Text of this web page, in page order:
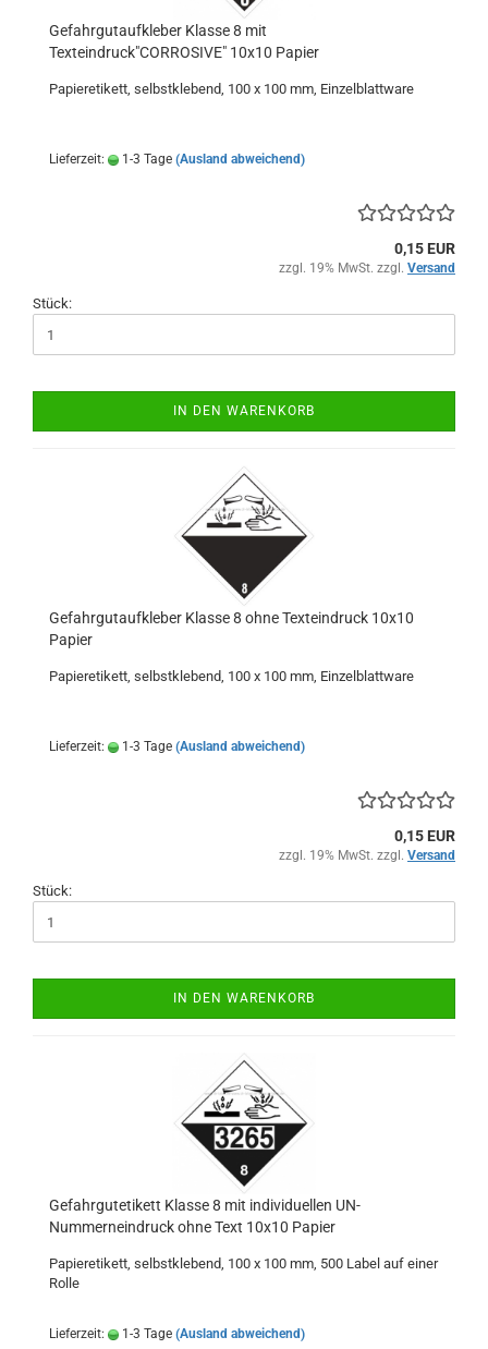
Gefahrgutaufkleber Klasse 8 mit
Texteindruck"CORROSIVE" 10x10 Papier
Papieretikett, selbstklebend, 100 x 100 mm, Einzelblattware
Lieferzeit: 1-3 Tage (Ausland abweichend)
0,15 EUR
zzgl. 19% MwSt. zzgl. Versand
Stück:
IN DEN WARENKORB
Gefahrgutaufkleber Klasse 8 ohne Texteindruck 10x10
Papier
Papieretikett, selbstklebend, 100 x 100 mm, Einzelblattware
Lieferzeit: 1-3 Tage (Ausland abweichend)
0,15 EUR
zzgl. 19% MwSt. zzgl. Versand
Stück:
IN DEN WARENKORB
Gefahrgutetikett Klasse 8 mit individuellen UN-
Nummerneindruck ohne Text 10x10 Papier
Papieretikett, selbstklebend, 100 x 100 mm, 500 Label auf einer
Rolle
Lieferzeit: 1-3 Tage (Ausland abweichend)